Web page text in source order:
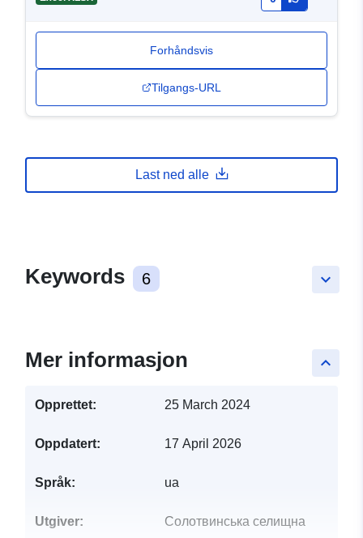
Forhåndsvis
Tilgangs-URL
Last ned alle
keyboard_arrow_down
Keywords 6
keyboard_arrow_up
Mer informasjon
Opprettet: 25 March 2024
Oppdatert: 17 April 2026
Språk: ua
Utgiver:
Солотвинська селищна